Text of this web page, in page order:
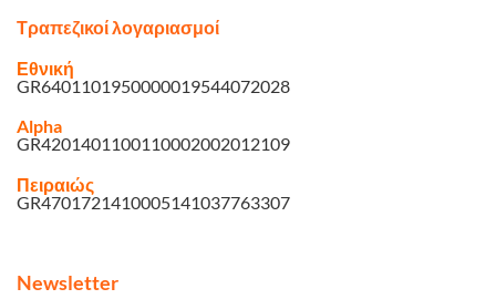
Τραπεζικοί λογαριασμοί
Εθνική
GR6401101950000019544072028
Alpha
GR4201401100110002002012109
Πειραιώς
GR4701721410005141037763307
Newsletter